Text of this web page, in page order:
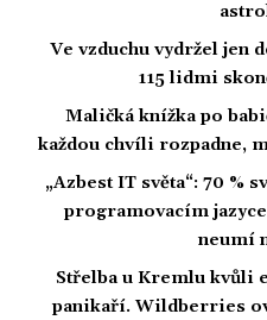
Ve vzduchu vydržel jen
115 lidmi
Maličká knížka po
každou chvíli rozpadne,
„Azbest IT světa“: 70 %
programovacím
neumí
Střelba u Kremlu kvůli
panikaří. Wildberries